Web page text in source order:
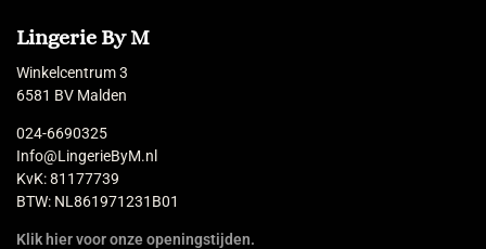
Lingerie By M
Winkelcentrum 3
6581 BV Malden
024-6690325
Info@LingerieByM.nl
KvK: 81177739
BTW: NL861971231B01
Klik hier voor onze openingstijden.